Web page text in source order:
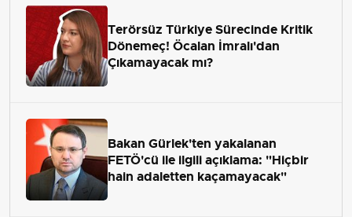
Terörsüz Türkiye Sürecinde Kritik
Dönemeç! Öcalan İmralı'dan
Çıkamayacak mı?
Bakan Gürlek'ten yakalanan
FETÖ'cü ile ilgili açıklama: "Hiçbir
hain adaletten kaçamayacak"